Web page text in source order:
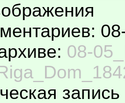
08-
запись